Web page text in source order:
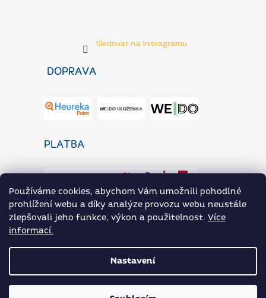
Používáme cookies, abychom Vám umožnili pohodlné
prohlížení webu a díky analýze provozu webu neustále
zlepšovali jeho funkce, výkon a použitelnost. Více
informací.
Nastavení
Sledovat na Instagramu
DOPRAVA
PLATBA
ZaP Novinky
Vytvořil Shoptet |Nakódoval eshopGuru